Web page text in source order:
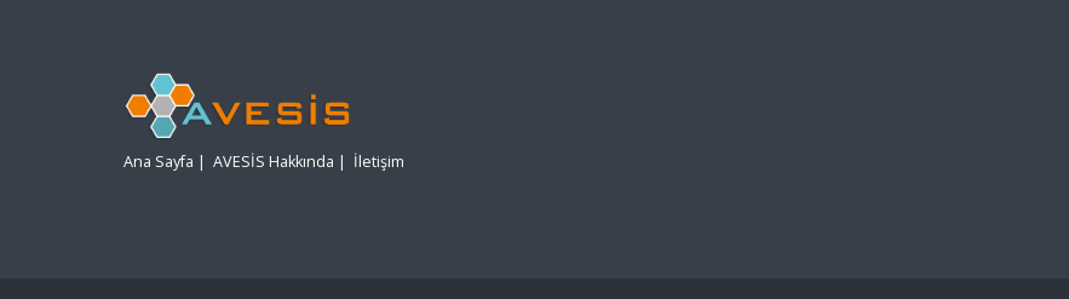
Ana Sayfa | AVESİS Hakkında | İletişim